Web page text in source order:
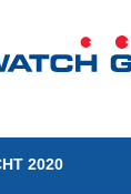
2020